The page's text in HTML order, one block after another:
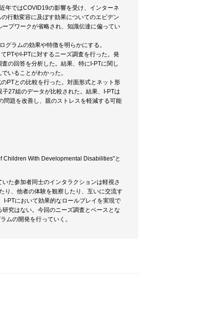
年ではCOVID19の影響を受け、インターネ
行動変容に及ぼす効果についてのエビデン
プワークが省略され、知識伝達に偏ってい
ラムの効果や特徴を明らかにする。
PTやI-PTに対するニーズ調査を行った。発
の回答を分析した。結果、特にI-PTに関し
いることがわかった。
PTとの比較を行った。対面形式とネット形
27組のデータが比較された。結果、I-PTは
問題を改善し、親のストレスを軽減する可能
Children With Developmental Disabilities"と
た参加者同士のインタラクションは軽視さ
り、他者の体験を観察したり、互いに交流す
PTにおいて効果的なロールプレイを実現で
究はない。今回のニーズ調査とベースとな
ムの開発を行っていく。